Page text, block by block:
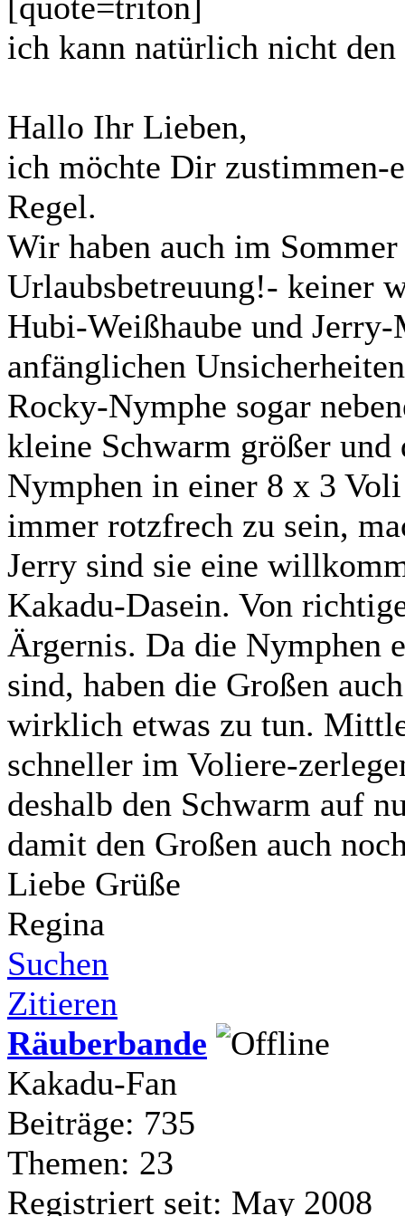
ich kann natürlich nicht
Hallo Ihr Lieben,
ich möchte Dir zustimmen-
Regel.
Wir haben auch im
Urlaubsbetreuung!- keiner
Hubi-Weißhaube und
anfänglichen
Rocky-Nymphe sogar
kleine Schwarm größer und
Nymphen in einer 8 x 3
immer rotzfrech zu sein,
Jerry sind sie eine
Kakadu-Dasein. Von
Ärgernis. Da die Nymphen
sind, haben die Großen
wirklich etwas zu tun.
schneller im Voliere-
deshalb den Schwarm auf
damit den Großen auch
Liebe Grüße
Regina
Suchen
Zitieren
Räuberbande
Kakadu-Fan
Beiträge: 735
Themen: 23
Registriert seit: May 2008